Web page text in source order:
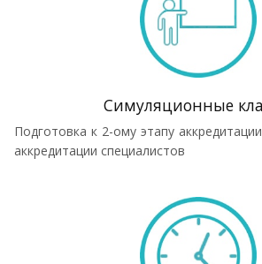
Симуляционные
Подготовка к 2-ому этапу
аккредитации специалистов